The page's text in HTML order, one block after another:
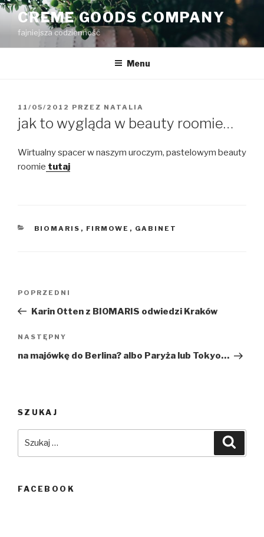
Przejdź
treści
CREME GOODS COMPANY
fajniejsza codzienność
Menu
OPUBLIKOWANE
W
11/05/2012 PRZEZ NATALIA
jak to wygląda w beauty roomie…
Wirtualny spacer w naszym uroczym, pastelowym beauty
roomie tutaj
KATEGORIE
BIOMARIS , FIRMOWE , GABINET
Poprzedni
wpis
POPRZEDNI
Karin Otten z BIOMARIS odwiedzi Kraków
Następny
wpis
NASTĘPNY
na majówkę do Berlina? albo Paryża lub Tokyo…
SZUKAJ
FACEBOOK